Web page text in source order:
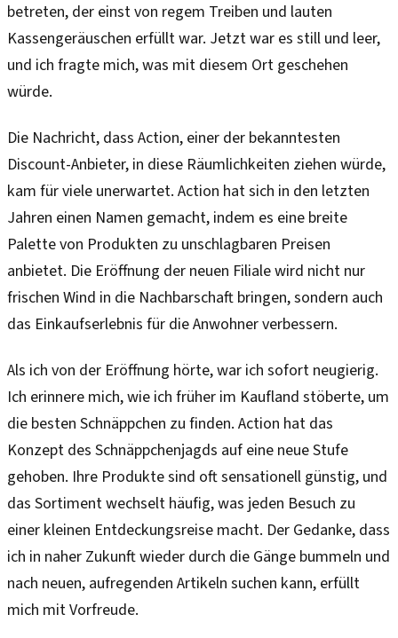
betreten, der einst von regem Treiben und lauten
Kassengeräuschen erfüllt war. Jetzt war es still und leer,
und ich fragte mich, was mit diesem Ort geschehen
würde.
Die Nachricht, dass Action, einer der bekanntesten
Discount-Anbieter, in diese Räumlichkeiten ziehen würde,
kam für viele unerwartet. Action hat sich in den letzten
Jahren einen Namen gemacht, indem es eine breite
Palette von Produkten zu unschlagbaren Preisen
anbietet. Die Eröffnung der neuen Filiale wird nicht nur
frischen Wind in die Nachbarschaft bringen, sondern auch
das Einkaufserlebnis für die Anwohner verbessern.
Als ich von der Eröffnung hörte, war ich sofort neugierig.
Ich erinnere mich, wie ich früher im Kaufland stöberte, um
die besten Schnäppchen zu finden. Action hat das
Konzept des Schnäppchenjagds auf eine neue Stufe
gehoben. Ihre Produkte sind oft sensationell günstig, und
das Sortiment wechselt häufig, was jeden Besuch zu
einer kleinen Entdeckungsreise macht. Der Gedanke, dass
ich in naher Zukunft wieder durch die Gänge bummeln und
nach neuen, aufregenden Artikeln suchen kann, erfüllt
mich mit Vorfreude.